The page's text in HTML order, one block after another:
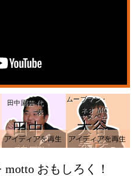
アイデアを再生 a
田中園芸 代
表
田中
美守
ムーブマン・
ネオ MC
ヤスベェ
大谷
泰彦
motto おもしろく！